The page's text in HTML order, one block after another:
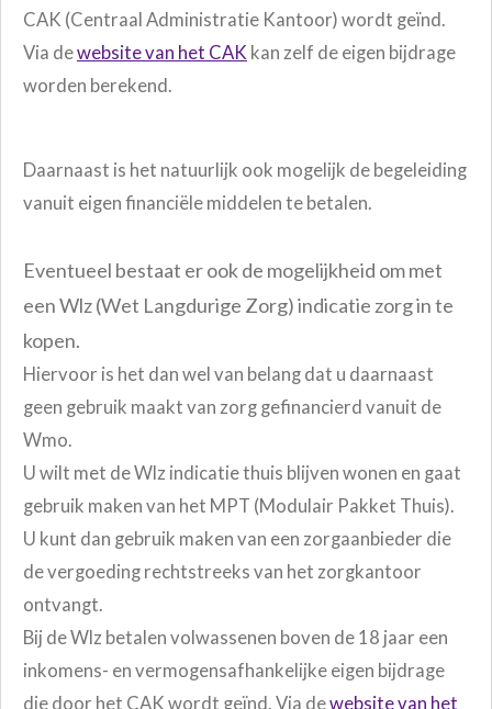
CAK (Centraal Administratie Kantoor) wordt geïnd.
Via dewebsite van het CAK kan zelf de eigen bijdrage
worden berekend.
Daarnaast is het natuurlijk ook mogelijk de begeleiding
vanuit eigen financiële middelen te betalen.
Eventueel bestaat er ook de mogelijkheid om met
een Wlz (Wet Langdurige Zorg) indicatie zorg in te
kopen.
Hiervoor is het dan wel van belang dat u daarnaast
geen gebruik maakt van zorg gefinancierd vanuit de
Wmo.
U wilt met de Wlz indicatie thuis blijven wonen en gaat
gebruik maken van het MPT (Modulair Pakket Thuis).
U kunt dan gebruik maken van een zorgaanbieder die
de vergoeding rechtstreeks van het zorgkantoor
ontvangt.
Bij de Wlz betalen volwassenen boven de 18 jaar een
inkomens- en vermogensafhankelijke eigen bijdrage
die door het CAK wordt geïnd. Via dewebsite van het